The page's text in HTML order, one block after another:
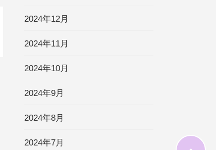
2024年12月
2024年11月
2024年10月
2024年9月
2024年8月
2024年7月